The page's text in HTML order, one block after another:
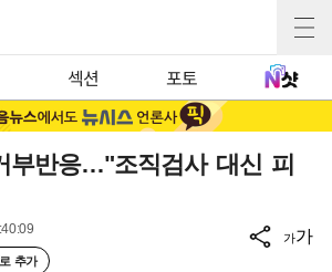
섹션 포토
부반응…"조직검사 대신 피
추가
가가